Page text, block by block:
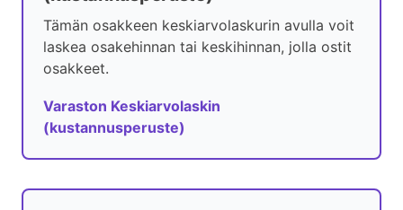
Tämän osakkeen keskiarvolaskurin avulla voit
laskea osakehinnan tai keskihinnan, jolla ostit
osakkeet.
Varaston Keskiarvolaskin
(kustannusperuste)